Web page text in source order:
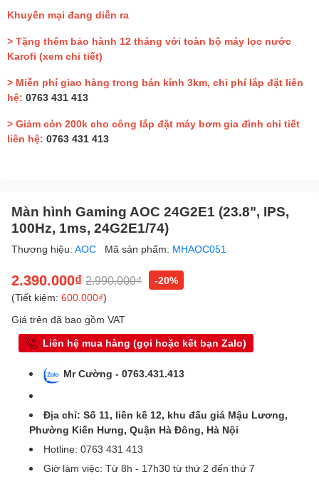
Khuyến mại đang diễn ra
> Tặng thêm bảo hành 12 tháng với toàn bộ máy lọc nước
Karofi (xem chi tiết)
> Miễn phí giao hàng trong bán kính 3km, chi phí lắp đặt liên
hệ: 0763 431 413
> Giảm còn 200k cho công lắp đặt máy bơm gia đình chi tiết
liên hệ: 0763 431 413
Màn hình Gaming AOC 24G2E1 (23.8", IPS,
100Hz, 1ms, 24G2E1/74)
Thương hiệu: AOC Mã sản phẩm: MHAOC051
2.390.000₫ 2.990.000₫
-20%
(Tiết kiệm: 600.000₫)
Giá trên đã bao gồm VAT
Liên hệ mua hàng (gọi hoặc kết bạn Zalo)
Mr Cường - 0763.431.413
Địa chỉ: Số 11, liền kề 12, khu đấu giá Mậu Lương,
Phường Kiến Hưng, Quận Hà Đông, Hà Nội
Hotline: 0763 431 413
Giờ làm việc: Từ 8h - 17h30 từ thứ 2 đến thứ 7